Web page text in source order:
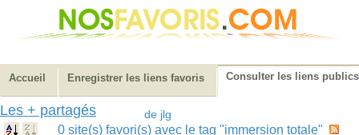
Accueil Enregistrer les liens favoris Consulter les liens publics
Les + partagés de jlg
0 site(s) favori(s) avec le tag "immersion totale"